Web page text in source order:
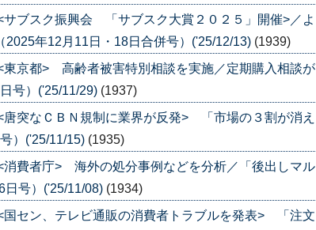
ブスク振興会 「サブスク大賞２０２５」開催>／よ
2025年12月11日・18日合併号）('25/12/13) (1939)
京都> 高齢者被害特別相談を実施／定期購入相談が
号）('25/11/29) (1937)
突なＣＢＮ規制に業界が反発> 「市場の３割が消え
）('25/11/15) (1935)
費者庁> 海外の処分事例などを分析／「後出しマル
日号）('25/11/08) (1934)
セン、テレビ通販の消費者トラブルを発表> 「注文